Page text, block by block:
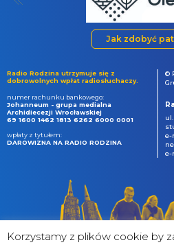
Jak zdobyć
Radio Rodzina utrzymuje się z
dobrowolnych wpłat radiosłuchaczy.
numer rachunku bankowego:
Johanneum - grupa medialna
Archidiecezji Wrocławskiej
69 1600 1462 1813 6262 6000 0001
wpłaty z tytułem:
DAROWIZNA NA RADIO RODZINA
©
e-
e-
Korzystamy z plików cookie by